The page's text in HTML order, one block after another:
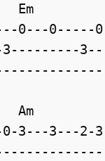
Em
0---
3---------
Am
0-3---3---